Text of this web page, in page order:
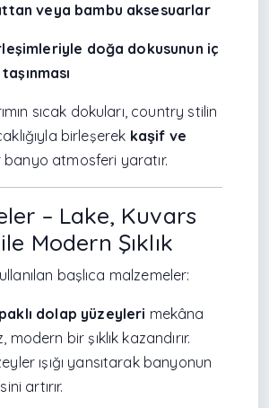
veya bambu aksesuarlar
doğa dokusunun iç
sıcak dokuları, country stilin
birleşerek kaşif ve
banyo atmosferi yaratır.
– Lake, Kuvars
Modern Şıklık
başlıca malzemeler:
dolap yüzeyleri mekâna
modern bir şıklık kazandırır.
ışığı yansıtarak banyonun
artırır.